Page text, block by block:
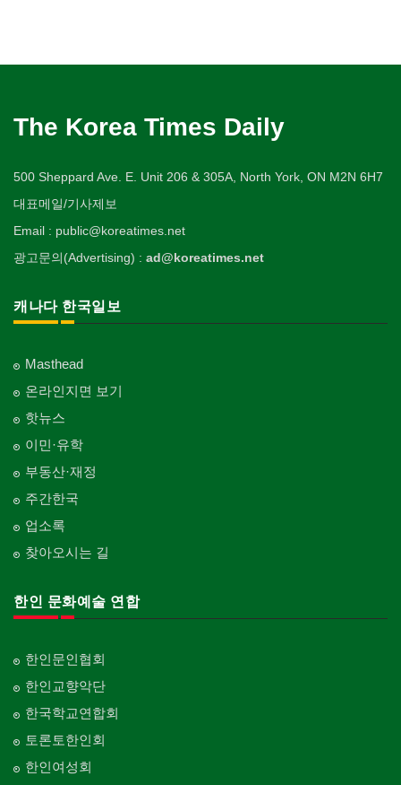
The Korea Times Daily
500 Sheppard Ave. E. Unit 206 & 305A, North York, ON M2N 6H7
대표메일/기사제보
Email : public@koreatimes.net
광고문의(Advertising) : ad@koreatimes.net
캐나다 한국일보
Masthead
온라인지면 보기
핫뉴스
이민·유학
부동산·재정
주간한국
업소록
찾아오시는 길
한인 문화예술 연합
한인문인협회
한인교향악단
한국학교연합회
토론토한인회
한인여성회